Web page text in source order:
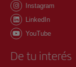
Instagram
LinkedIn
YouTube
De tu interés